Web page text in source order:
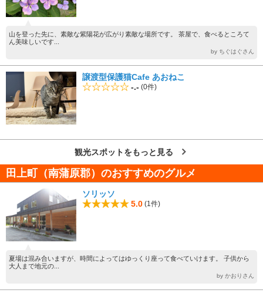
山を登った先に、素敵な紫陽花が広がり素敵な場所です。 茶屋で、食べるところて
ん美味しいです...
by ちぐはぐさん
譲渡型保護猫Cafe あおねこ
-.- (0件)
観光スポットをもっと見る
田上町（南蒲原郡）のおすすめのグルメ
ソリッソ
5.0 (1件)
夏場は混み合いますが、時間によってはゆっくり座って食べていけます。 子供から
大人まで地元の...
by かおりさん